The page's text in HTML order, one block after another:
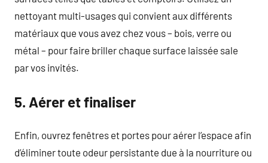
nettoyant multi-usages qui convient aux différents
matériaux que vous avez chez vous – bois, verre ou
métal – pour faire briller chaque surface laissée sale
par vos invités.
5. Aérer et finaliser
Enfin, ouvrez fenêtres et portes pour aérer l’espace afin
d’éliminer toute odeur persistante due à la nourriture ou